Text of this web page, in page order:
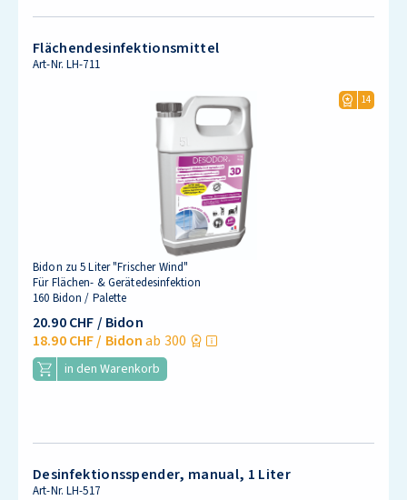
Flächendesinfektionsmittel
Art-Nr.LH-711
14
Bidon zu 5 Liter "Frischer Wind"
Für Flächen- & Gerätedesinfektion
160 Bidon / Palette
20.90 CHF/ Bidon
18.90 CHF/ Bidonab 300
in den Warenkorb
Desinfektionsspender, manual, 1 Liter
Art-Nr.LH-517